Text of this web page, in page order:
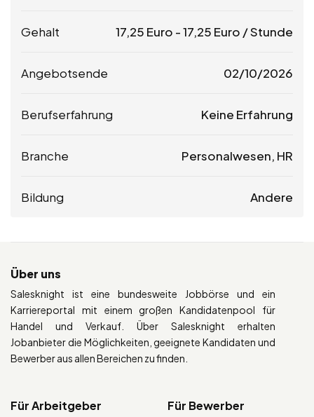
Gehalt 17,25 Euro -17,25 Euro / Stunde
Angebotsende 02/10/2026
Berufserfahrung Keine Erfahrung
Branche Personalwesen, HR
Bildung Andere
Über uns
Salesknight ist eine bundesweite Jobbörse und ein
Karriereportal mit einem großen Kandidatenpool für
Handel und Verkauf. Über Salesknight erhalten
Jobanbieter die Möglichkeiten, geeignete Kandidaten und
Bewerber aus allen Bereichen zu finden.
Für Arbeitgeber Für Bewerber